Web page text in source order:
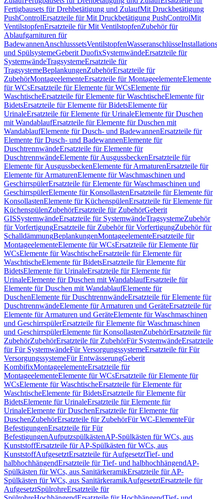
Fertigbausets für Drehbetätigung und ZulaufMit Druckbetätigung
PushControlErsatzteile für Mit Druckbetätigung PushControlMit
VentilstopfenErsatzteile für Mit VentilstopfenZubehör für
Ablaufgarnituren für
BadewannenAnschlusssetsVentilstopfenWasseranschlüsse
und SpülsystemeGeberit DuofixSystemwändeErsatzteile für
SystemwändeTragsystemeErsatzteile für
TragsystemeBeplankungenZubehörErsatzteile für
ZubehörMontageelementeErsatzteile für MontageelementeElemente
für WCsErsatzteile für Elemente für WCsElemente für
WaschtischeErsatzteile für Elemente für WaschtischeElemente für
BidetsErsatzteile für Elemente für BidetsElemente für
UrinaleErsatzteile für Elemente für UrinaleElemente für Duschen
mit WandablaufErsatzteile für Elemente für Duschen mit
WandablaufElemente für Dusch- und BadewannenErsatzteile für
Elemente für Dusch- und BadewannenElemente für
DuschtrennwändeErsatzteile für Elemente für
DuschtrennwändeElemente für AusgussbeckenErsatzteile für
Elemente für AusgussbeckenElemente für ArmaturenErsatzteile für
Elemente für ArmaturenElemente für Waschmaschinen und
GeschirrspülerErsatzteile für Elemente für Waschmaschinen und
GeschirrspülerElemente für KonsollastenErsatzteile für Elemente für
KonsollastenElemente für KüchenspülenErsatzteile für Elemente für
KüchenspülenZubehörErsatzteile für ZubehörGeberit
GISSystemwändeErsatzteile für SystemwändeTragsystemeZubehör
für VorfertigungErsatzteile für Zubehör für VorfertigungZubehör für
SchalldämmungBeplankungenMontageelementeErsatzteile für
MontageelementeElemente für WCsErsatzteile für Elemente für
WCsElemente für WaschtischeErsatzteile für Elemente für
WaschtischeElemente für BidetsErsatzteile für Elemente für
BidetsElemente für UrinaleErsatzteile für Elemente für
UrinaleElemente für Duschen mit WandablaufErsatzteile für
Elemente für Duschen mit WandablaufElemente für
DuschenElemente für DuschtrennwändeErsatzteile für Elemente für
DuschtrennwändeElemente für Armaturen und GeräteErsatzteile für
Elemente für Armaturen und GeräteElemente für Waschmaschinen
und GeschirrspülerErsatzteile für Elemente für Waschmaschinen
und GeschirrspülerElemente für KonsollastenZubehörErsatzteile für
ZubehörZubehörErsatzteile für ZubehörFür SystemwändeErsatzteile
für Für SystemwändeFür VersorgungssystemeErsatzteile für Für
VersorgungssystemeFür EntwässerungGeberit
KombifixMontageelementeErsatzteile für
MontageelementeElemente für WCsErsatzteile für Elemente für
WCsElemente für WaschtischeErsatzteile für Elemente für
WaschtischeElemente für BidetsErsatzteile für Elemente für
BidetsElemente für UrinaleErsatzteile für Elemente für
UrinaleElemente für DuschenErsatzteile für Elemente für
DuschenZubehörErsatzteile für ZubehörFür WC-ElementeFür
BefestigungenErsatzteile für Für
BefestigungenAufputzspülkästenAP-Spülkästen für WCs, aus
KunststoffErsatzteile für AP-Spülkästen für WCs, aus
KunststoffAufgesetztErsatzteile für AufgesetztTief- und
halbhochhängendErsatzteile für Tief- und halbhochhängendAP-
Spülkästen für WCs, aus SanitärkeramikErsatzteile für AP-
Spülkästen für WCs, aus SanitärkeramikAufgesetztErsatzteile für
AufgesetztSpülrohreErsatzteile für